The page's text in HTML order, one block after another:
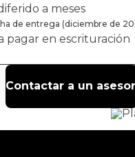
a meses
de entrega (diciembre de
pagar en escrituración
Contactar a un asesor